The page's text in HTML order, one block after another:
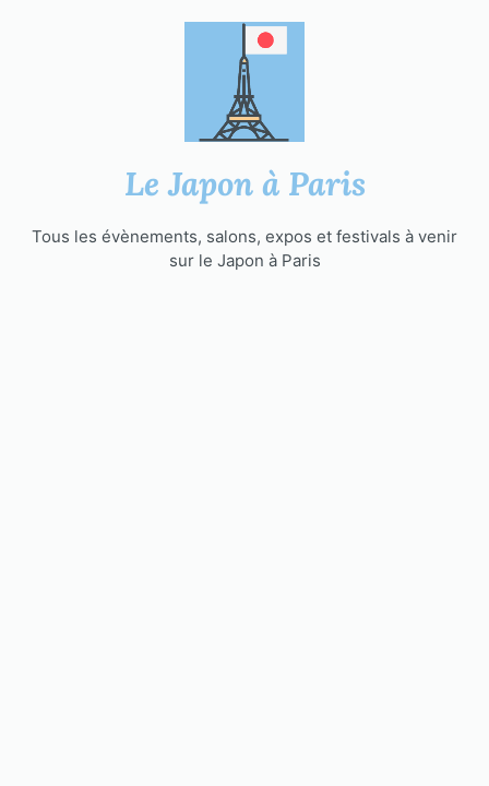
Le Japon à Paris
Tous les évènements, salons, expos et festivals à venir
sur le Japon à Paris